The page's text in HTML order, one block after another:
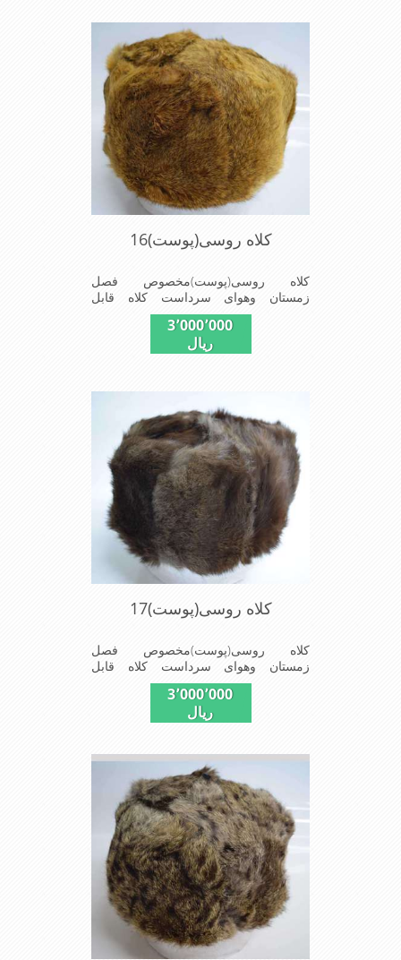
باشدوبه همین دلیل به راحتی درسوزهای
سردزمستانی تمامی سروپشت گردن
روگرم نگاه می دارد
کلاه روسی(پوست)16
کلاه روسی(پوست)مخصوص فصل
زمستان وهوای سرداست کلاه قابل
استفاده درسایزهای58-59می باشد(فری
سایز)وجنس این کلاه ازپوست
طبیی(خَز)تهیه شده است وآستری آن
باشدوبه همین دلیل به راحتی درسوزهای
سردزمستانی تمامی سروپشت گردن
روگرم نگاه می دارد
3٬000٬000
ریال
کلاه روسی(پوست)17
کلاه روسی(پوست)مخصوص فصل
زمستان وهوای سرداست کلاه قابل
استفاده درسایزهای58-59می باشد(فری
سایز)وجنس این کلاه ازپوست
طبیی(خَز)تهیه شده است وآستری آن
باشدوبه همین دلیل به راحتی درسوزهای
سردزمستانی تمامی سروپشت گردن
روگرم نگاه می دارد
3٬000٬000
ریال